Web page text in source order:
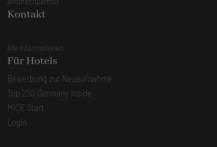
Kontakt
Alle Informationen
Für Hotels
Bewerbung zur Neuaufnahme
Top 250 Germany Inside
MICE Start
Login